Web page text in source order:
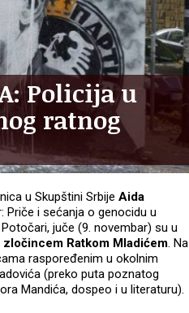
Policija u
ratnog
u Skupštini Srbije Aida
Priče i sećanja o genocidu u
juče (9. novembar) su u
Ratkom Mladićem. Na
raspoređenim u okolnim
(preko puta poznatog
Mandića, dospeo i u literaturu).